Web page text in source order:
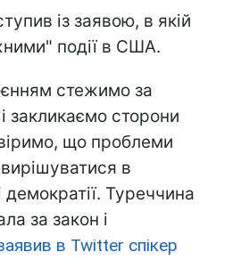
із заявою, в якій
події в США.
стежимо за
закликаємо сторони
що проблеми
в
демократії. Туреччина
за закон і
в Twitter спікер